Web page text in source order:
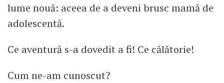
lume nouă: aceea de a deveni brusc mamă de
adolescentă.
Ce aventură s-a dovedit a fi! Ce călătorie!
Cum ne-am cunoscut?